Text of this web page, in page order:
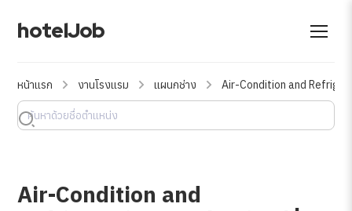
hotelJob
หน้าแรก งานโรงแรม แผนกช่าง Air-Condition and
Air-Condition and